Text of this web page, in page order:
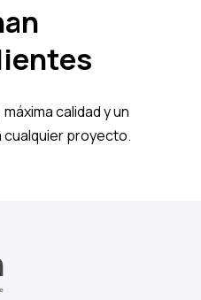
calidad y un
cualquier proyecto.